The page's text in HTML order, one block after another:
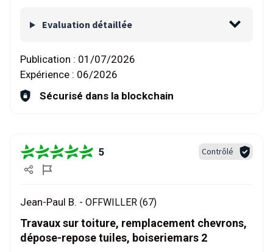
Evaluation détaillée
Publication : 01/07/2026
Expérience : 06/2026
Sécurisé dans la blockchain
5 Contrôlé
Jean-Paul B. - OFFWILLER (67)
Travaux sur toiture, remplacement chevrons,
dépose-repose tuiles, boiseriemars 2